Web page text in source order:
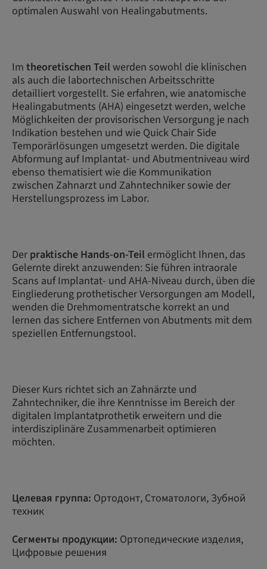
optimalen Auswahl von Healingabutments.
Im theoretischen Teilwerden sowohl die klinischen
als auch die labortechnischen Arbeitsschritte
detailliert vorgestellt. Sie erfahren, wie anatomische
Healingabutments (AHA) eingesetzt werden, welche
Möglichkeiten der provisorischen Versorgung je nach
Indikation bestehen und wie Quick Chair Side
Temporärlösungen umgesetzt werden. Die digitale
Abformung auf Implantat- und Abutmentniveau wird
ebenso thematisiert wie die Kommunikation
zwischen Zahnarzt und Zahntechniker sowie der
Herstellungsprozess im Labor.
Der praktische Hands-on-Teil ermöglicht Ihnen, das
Gelernte direkt anzuwenden: Sie führen intraorale
Scans auf Implantat- und AHA-Niveau durch, üben die
Eingliederung prothetischer Versorgungen am Modell,
wenden die Drehmomentratsche korrekt an und
lernen das sichere Entfernen von Abutments mit dem
speziellen Entfernungstool.
Dieser Kurs richtet sich an Zahnärzte und
Zahntechniker, die ihre Kenntnisse im Bereich der
digitalen Implantatprothetik erweitern und die
interdisziplinäre Zusammenarbeit optimieren
möchten.
Целевая группа: Ортодонт, Стоматологи, Зубной
техник
Сегменты продукции: Ортопедические изделия,
Цифровые решения